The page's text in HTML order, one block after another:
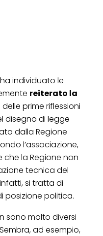
individuato le
reiterato la
prime riflessioni
disegno di legge
dalla Regione
l’associazione,
la Regione non
tecnica del
si tratta di
posizione politica.
sono molto diversi
ad esempio,